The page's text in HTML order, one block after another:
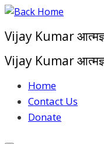
Skip
content
Vijay Kumar
Vijay Kumar
Home
Contact Us
Donate